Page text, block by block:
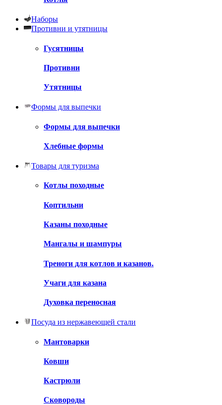
Наборы
Противни и утятницы
Гусятницы
Противни
Утятницы
Формы для выпечки
Формы для выпечки
Хлебные формы
Товары для туризма
Котлы походные
Коптильни
Казаны походные
Мангалы и шампуры
Треноги для котлов и казанов.
Учаги для казана
Духовка переносная
Посуда из нержавеющей стали
Мантоварки
Ковши
Кастрюли
Сковороды